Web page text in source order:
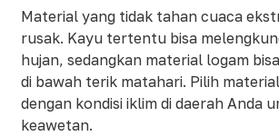
Material yang tidak tahan cuaca
rusak. Kayu tertentu bisa
hujan, sedangkan material logam
di bawah terik matahari. Pilih
dengan kondisi iklim di daerah Anda
keawetan.